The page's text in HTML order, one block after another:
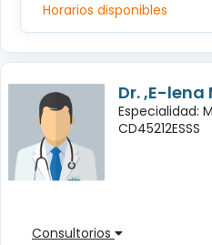
Horarios disponibles
Dr. ,E-lena
Especialidad:
CD45212ESSS
Consultorios